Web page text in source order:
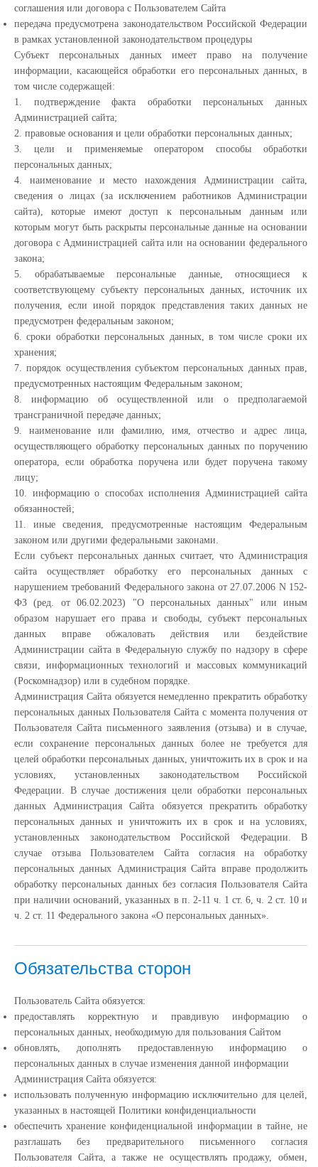
соглашения или договора с Пользователем Сайта
передача предусмотрена законодательством Российской Федерации
в рамках установленной законодательством процедуры
Субъект персональных данных имеет право на получение
информации, касающейся обработки его персональных данных, в
том числе содержащей:
1. подтверждение факта обработки персональных данных
Администрацией сайта;
2. правовые основания и цели обработки персональных данных;
3. цели и применяемые оператором способы обработки
персональных данных;
4. наименование и место нахождения Администрации сайта,
сведения о лицах (за исключением работников Администрации
сайта), которые имеют доступ к персональным данным или
которым могут быть раскрыты персональные данные на основании
договора с Администрацией сайта или на основании федерального
закона;
5. обрабатываемые персональные данные, относящиеся к
соответствующему субъекту персональных данных, источник их
получения, если иной порядок представления таких данных не
предусмотрен федеральным законом;
6. сроки обработки персональных данных, в том числе сроки их
хранения;
7. порядок осуществления субъектом персональных данных прав,
предусмотренных настоящим Федеральным законом;
8. информацию об осуществленной или о предполагаемой
трансграничной передаче данных;
9. наименование или фамилию, имя, отчество и адрес лица,
осуществляющего обработку персональных данных по поручению
оператора, если обработка поручена или будет поручена такому
лицу;
10. информацию о способах исполнения Администрацией сайта
обязанностей;
11. иные сведения, предусмотренные настоящим Федеральным
законом или другими федеральными законами.
Если субъект персональных данных считает, что Администрация
сайта осуществляет обработку его персональных данных с
нарушением требований Федерального закона от 27.07.2006 N 152-
ФЗ (ред. от 06.02.2023) "О персональных данных" или иным
образом нарушает его права и свободы, субъект персональных
данных вправе обжаловать действия или бездействие
Администрации сайта в Федеральную службу по надзору в сфере
связи, информационных технологий и массовых коммуникаций
(Роскомнадзор) или в судебном порядке.
Администрация Сайта обязуется немедленно прекратить обработку
персональных данных Пользователя Сайта с момента получения от
Пользователя Сайта письменного заявления (отзыва) и в случае,
если сохранение персональных данных более не требуется для
целей обработки персональных данных, уничтожить их в срок и на
условиях, установленных законодательством Российской
Федерации. В случае достижения цели обработки персональных
данных Администрация Сайта обязуется прекратить обработку
персональных данных и уничтожить их в срок и на условиях,
установленных законодательством Российской Федерации. В
случае отзыва Пользователем Сайта согласия на обработку
персональных данных Администрация Сайта вправе продолжить
обработку персональных данных без согласия Пользователя Сайта
при наличии оснований, указанных в п. 2-11 ч. 1 ст. 6, ч. 2 ст. 10 и
ч. 2 ст. 11 Федерального закона «О персональных данных».
Обязательства сторон
Пользователь Сайта обязуется:
предоставлять корректную и правдивую информацию о
персональных данных, необходимую для пользования Сайтом
обновлять, дополнять предоставленную информацию о
персональных данных в случае изменения данной информации
Администрация Сайта обязуется:
использовать полученную информацию исключительно для целей,
указанных в настоящей Политики конфиденциальности
обеспечить хранение конфиденциальной информации в тайне, не
разглашать без предварительного письменного согласия
Пользователя Сайта, а также не осуществлять продажу, обмен,